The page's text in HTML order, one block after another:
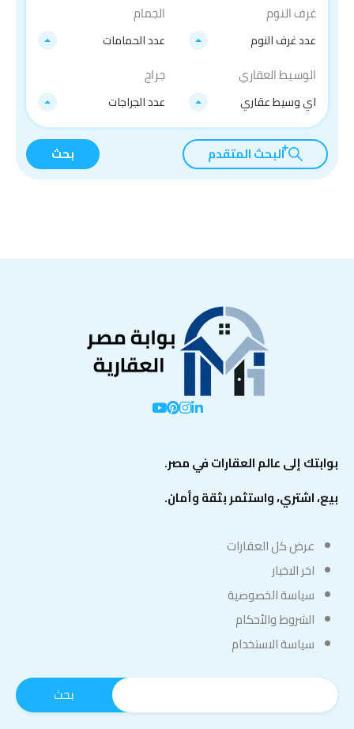
غرف النوم
عدد غرف النوم
الجمام
عدد الحمامات
الوسيط العقاري
اي وسيط عقاري
جراج
عدد الجراجات
البحث المتقدم بحث
بوابتك إلى عالم العقارات في مصر.
بيع، اشتري، واستثمر بثقة وأمان.
عرض كل العقارات
اخر الاخبار
سياسة الخصوصية
الشروط والأحكام
سياسة الاستخدام